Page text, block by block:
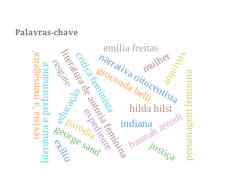
Palavras-chave
expediente
gioconda belli
hannah arendt
george sand indiana
literatura de autoria feminina
crítica feminista personagem feminina
narrativa oitocentista
emília freitas
literatura e performance educação
mulher
revista 'a mensageira' hilda hilst
resgate
justiça
paródia
exílio
arquivos